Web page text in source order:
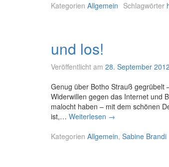
Kategorien Allgemein Schlagwörter
und los!
Veröffentlicht am 28. September 2012
Genug über Botho Strauß gegrübelt
Widerwillen gegen das Internet und
malocht haben – mit dem schönen
ist,… Weiterlesen u
d
→
Kategorien Allgemein, Sabine Brandi